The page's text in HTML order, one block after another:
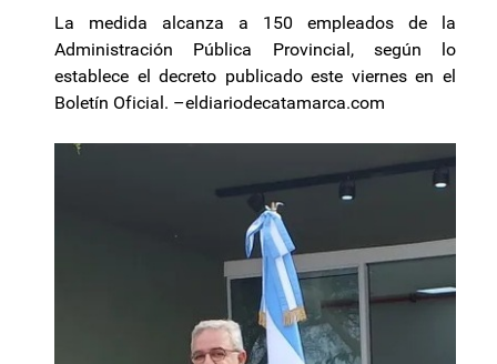
La medida alcanza a 150 empleados de la
Administración Pública Provincial, según lo
establece el decreto publicado este viernes en el
Boletín Oficial. –eldiariodecatamarca.com